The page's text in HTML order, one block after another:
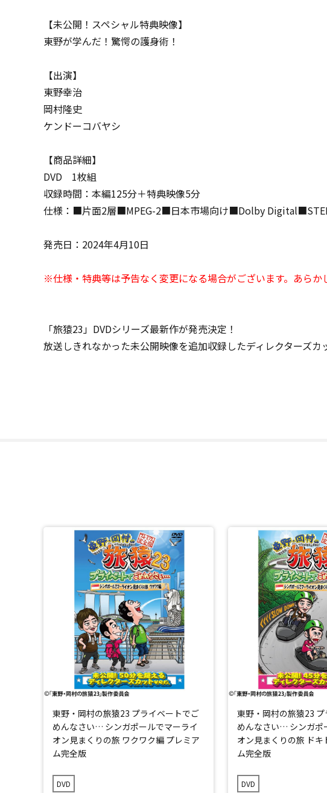
【未公開！スペシャル特典映像】
東野が学んだ！驚愕の護身術！
【出演】
東野幸治
岡村隆史
ケンドーコバヤシ
【商品詳細】
DVD 1枚組
収録時間：本編125分＋特典映像5分
仕様：■片面2層■MPEG-2■日本市場向け■Dolby
発売日：2024年4月10日
※仕様・特典等は予告なく変更になる場合がございます。あらか
「旅猿23」DVDシリーズ最新作が発売決定！
放送しきれなかった未公開映像を追加収録したディレクターズカ
東野・岡村の旅猿23 プライベートでご
めんなさい… シンガポールでマーライ
オン見まくりの旅 ワクワク編 プレミア
ム完全版
DVD
東野・岡村の旅猿23
めんなさい… シンガポ
オン見まくりの旅 ドキ
ム完全版
DVD